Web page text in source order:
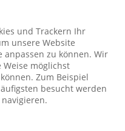
und Trackern Ihr
unsere Website
anpassen zu können. Wir
möglichst
Zum Beispiel
besucht werden